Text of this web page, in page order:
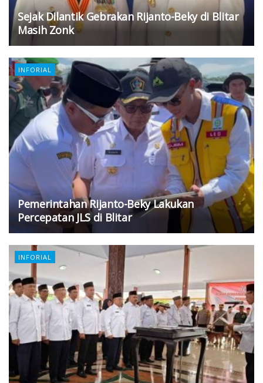
Sejak Dilantik Gebrakan Rijanto-Beky di Blitar
Masih Zonk
INFORIAL
Pemerintahan Rijanto-Beky Lakukan
Percepatan JLS di Blitar
INFORIAL